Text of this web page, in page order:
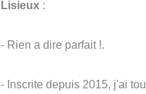
Lisieux :
- Rien a dire parfait !.
- Inscrite depuis 2015, j'ai